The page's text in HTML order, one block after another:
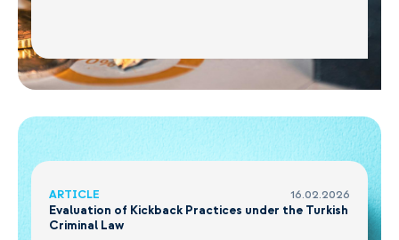
ARTICLE 16.02.2026
Evaluation of Kickback Practices under the Turkish
Criminal Law